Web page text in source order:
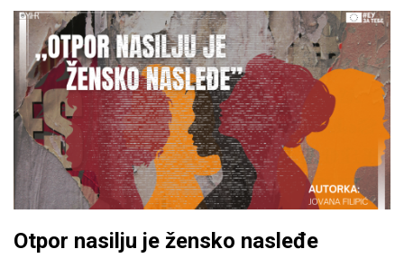
Otpor nasilju je žensko nasleđe